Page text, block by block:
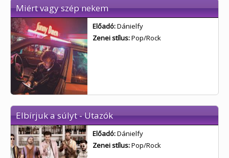
Miért vagy szép nekem
Előadó:Dánielfy
Zenei stílus:Pop/Rock
Elbírjuk a súlyt - Utazók
Előadó:Dánielfy
Zenei stílus:Pop/Rock